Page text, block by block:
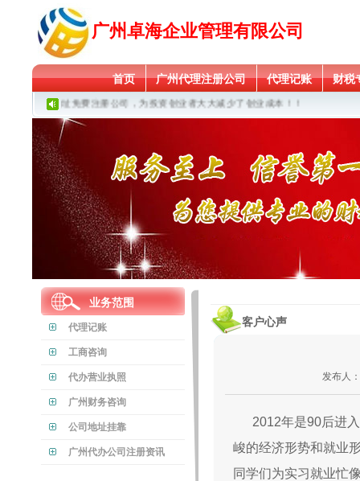
广州卓海企业管理有限公司
首页 广州代理注册公司 代理记账 财税
政府扶持地址免费注册公司，为投资创业者大大减少了创业成本！！
业务范围
代理记账
工商咨询
代办营业执照
广州财务咨询
公司地址挂靠
广州代办公司注册资讯
客户心声
发布人
2012年是90后进入
峻的经济形势和就业
同学们为实习就业忙